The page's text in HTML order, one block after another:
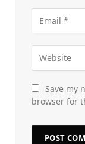
Save my
browser for